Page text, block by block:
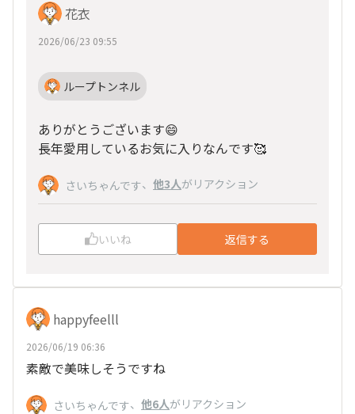
花衣
2026/06/23 09:55
ループトンネル
ありがとうございます😄
長年愛用しているお気に入りなんです🥰
さいちゃんです、 他3人がリアクション
いいね 返信する
happyfeelll
2026/06/19 06:36
素敵で美味しそうですね
さいちゃんです、 他6人がリアクション